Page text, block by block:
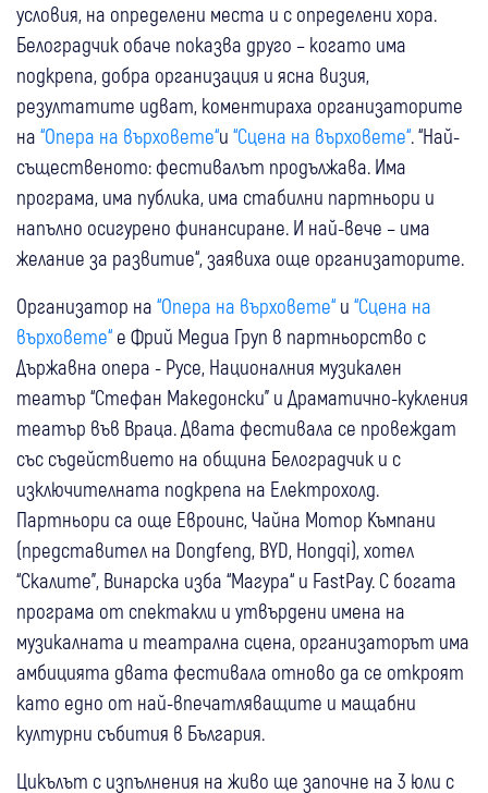
условия, на определени места и с определени хора.
Белоградчик обаче показва друго – когато има
подкрепа, добра организация и ясна визия,
резултатите идват, коментираха организаторите
на “Опера на върховете“и “Сцена на върховете“. “Най-
същественото: фестивалът продължава. Има
програма, има публика, има стабилни партньори и
напълно осигурено финансиране. И най-вече – има
желание за развитие“, заявиха още организаторите.
Организатор на “Опера на върховете“ и “Сцена на
върховете“ е Фрий Медиа Груп в партньорство с
Държавна опера - Русе, Националния музикален
театър “Стефан Македонски” и Драматично-кукления
театър във Враца. Двата фестивала се провеждат
със съдействието на община Белоградчик и с
изключителната подкрепа на Електрохолд.
Партньори са още Евроинс, Чайна Мотор Къмпани
(представител на Dongfeng, BYD, Hongqi), хотел
“Скалите”, Винарска изба “Магура“ и FastPay. С богата
програма от спектакли и утвърдени имена на
музикалната и театрална сцена, организаторът има
амбицията двата фестивала отново да се откроят
като едно от най-впечатляващите и мащабни
културни събития в България.
Цикълът с изпълнения на живо ще започне на 3 юли с